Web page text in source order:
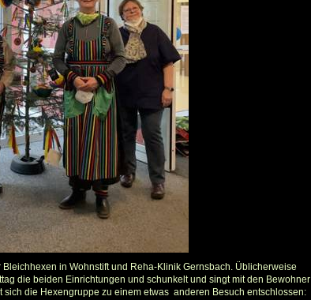
in Wohnstift und Reha-Klinik Gernsbach. Üblicherweise
die beiden Einrichtungen und schunkelt und singt mit den Bewohner
die Hexengruppe zu einem etwas anderen Besuch entschlossen: